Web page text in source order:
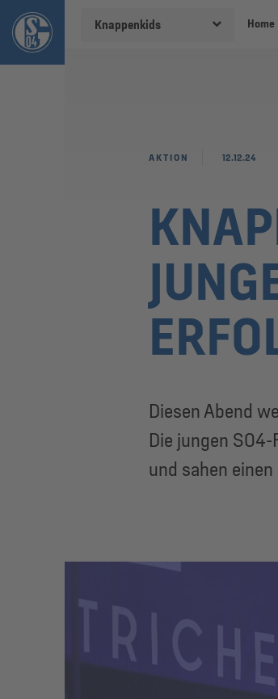
Knappenkids Home
Diesen Abend
Die jungen
und sahen
AKTION 12.12.24